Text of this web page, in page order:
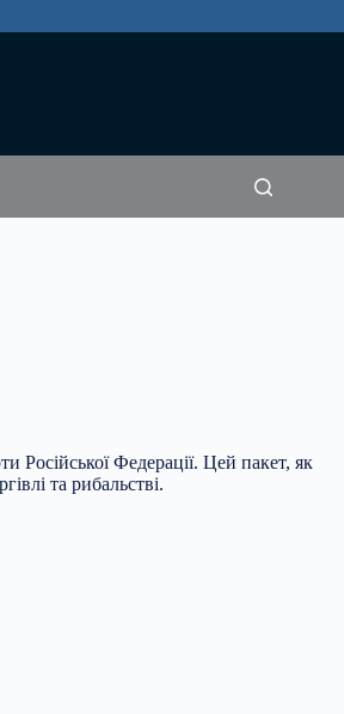
Російської Федерації. Цей пакет, як
та рибальстві.